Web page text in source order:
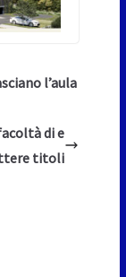
l’aula
di e
titoli